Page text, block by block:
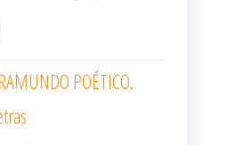
POÉTICO.